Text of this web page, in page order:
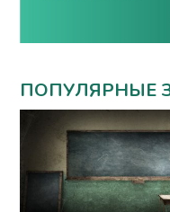
ПОПУЛЯРНЫЕ